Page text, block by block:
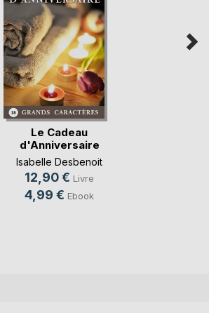
Le Cadeau
d'Anniversaire
Isabelle Desbenoit
12,90 € Livre
4,99 € Ebook